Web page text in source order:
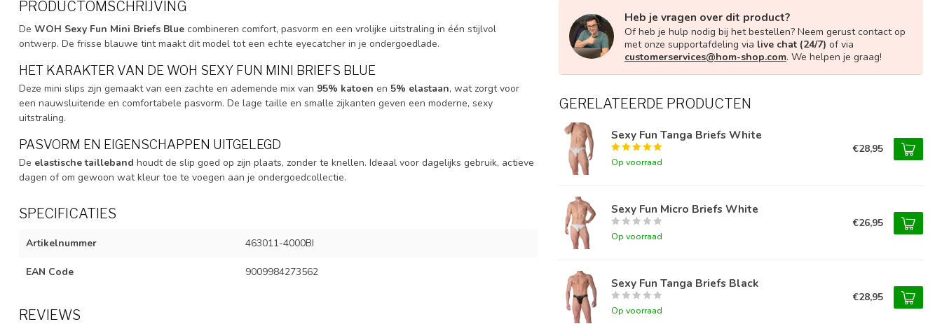
PRODUCTOMSCHRIJVING
De WOH Sexy Fun Mini Briefs Blue combineren comfort, pasvorm en een vrolijke uitstraling in één stijlvol
ontwerp. De frisse blauwe tint maakt dit model tot een echte eyecatcher in je ondergoedlade.
HET KARAKTER VAN DE WOH SEXY FUN MINI BRIEFS BLUE
Deze mini slips zijn gemaakt van een zachte en ademende mix van 95% katoen en 5% elastaan, wat zorgt voor
een nauwsluitende en comfortabele pasvorm. De lage taille en smalle zijkanten geven een moderne, sexy
uitstraling.
PASVORM EN EIGENSCHAPPEN UITGELEGD
De elastische tailleband houdt de slip goed op zijn plaats, zonder te knellen. Ideaal voor dagelijks gebruik, actieve
dagen of om gewoon wat kleur toe te voegen aan je ondergoedcollectie.
SPECIFICATIES
Artikelnummer 463011-4000BI
EAN Code 9009984273562
REVIEWS
Heb je vragen over dit product?
Of heb je hulp nodig bij het bestellen? Neem gerust contact op
met onze supportafdeling via live chat (24/7) of via
customerservices@hom-shop.com. We helpen je graag!
GERELATEERDE PRODUCTEN
Sexy Fun Tanga Briefs White
Op voorraad
€28,95
Sexy Fun Micro Briefs White
Op voorraad
€26,95
Sexy Fun Tanga Briefs Black
Op voorraad
€28,95